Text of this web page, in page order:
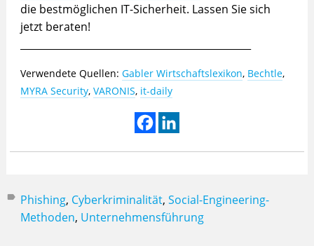
die bestmöglichen IT-Sicherheit. Lassen Sie sich
jetzt beraten!
Verwendete Quellen: Gabler Wirtschaftslexikon, Bechtle,
MYRA Security, VARONIS, it-daily
Phishing, Cyberkriminalität, Social-Engineering-
Methoden, Unternehmensführung